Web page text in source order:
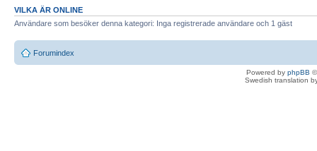
VILKA ÄR ONLINE
Användare som besöker denna kategori: Inga registrerade användare och 1 gäst
Forumindex
Powered by phpBB
Swedish translation